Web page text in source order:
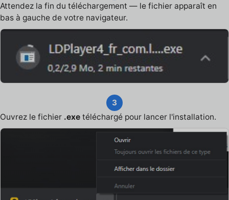
Attendez la fin du téléchargement — le fichier apparaît en
bas à gauche de votre navigateur.
3
Ouvrez le fichier .exe téléchargé pour lancer l'installation.